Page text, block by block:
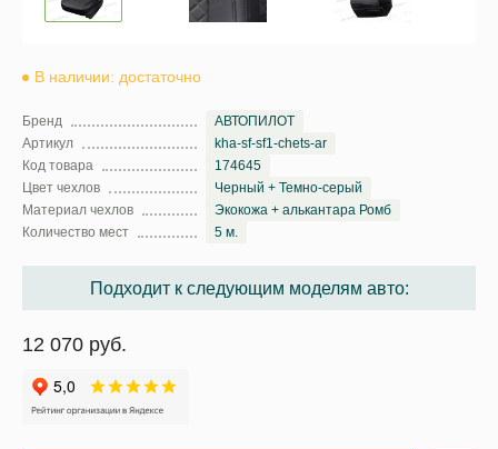
В наличии: достаточно
Бренд
АВТОПИЛОТ
Артикул
kha-sf-sf1-chets-ar
Код товара
174645
Цвет чехлов
Черный + Темно-серый
Материал чехлов
Экокожа + алькантара Ромб
Количество мест
5 м.
Подходит к следующим моделям авто:
12 070 руб.